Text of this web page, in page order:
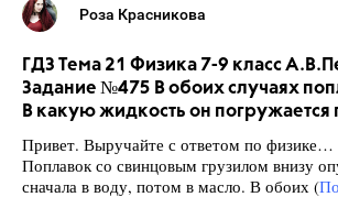
Роза Красникова
ГДЗ Тема 21 Физика 7-9 класс
Задание №475 В обоих случаях
В какую жидкость он погружается
Привет. Выручайте с ответом по физике…
Поплавок со свинцовым грузилом внизу
сначала в воду, потом в масло. В обоих (